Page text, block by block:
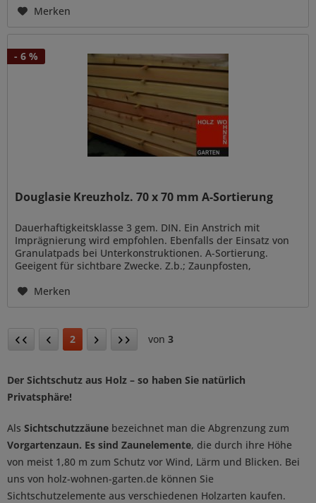
Merken
- 6 %
Douglasie Kreuzholz. 70 x 70 mm A-Sortierung
Dauerhaftigkeitsklasse 3 gem. DIN. Ein Anstrich mit
Imprägnierung wird empfohlen. Ebenfalls der Einsatz von
Granulatpads bei Unterkonstruktionen. A-Sortierung.
Geeigent für sichtbare Zwecke. Z.b.; Zaunpfosten,
Merken
2 von 3
Der Sichtschutz aus Holz – so haben Sie natürlich
Privatsphäre!
Als Sichtschutzzäune bezeichnet man die Abgrenzung zum
Vorgartenzaun. Es sind Zaunelemente, die durch ihre Höhe
von meist 1,80 m zum Schutz vor Wind, Lärm und Blicken. Bei
uns von holz-wohnen-garten.de können Sie
Sichtschutzelemente aus verschiedenen Holzarten kaufen.